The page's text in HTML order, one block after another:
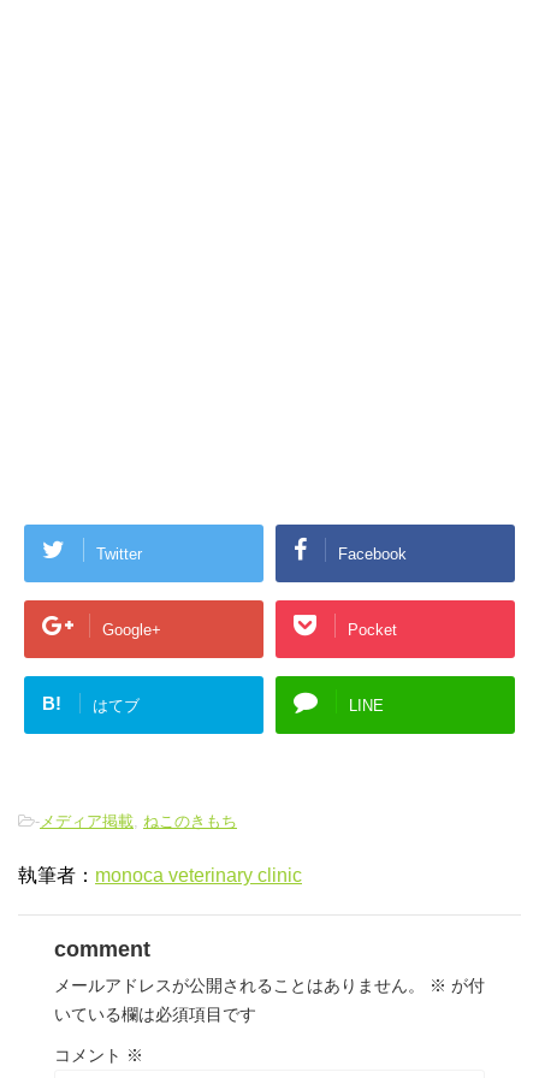
Twitter Facebook
Google+ Pocket
B! はてブ LINE
-メディア掲載, ねこのきもち
執筆者： monoca veterinary clinic
comment
メールアドレスが公開されることはありません。 ※ が付
いている欄は必須項目です
コメント ※